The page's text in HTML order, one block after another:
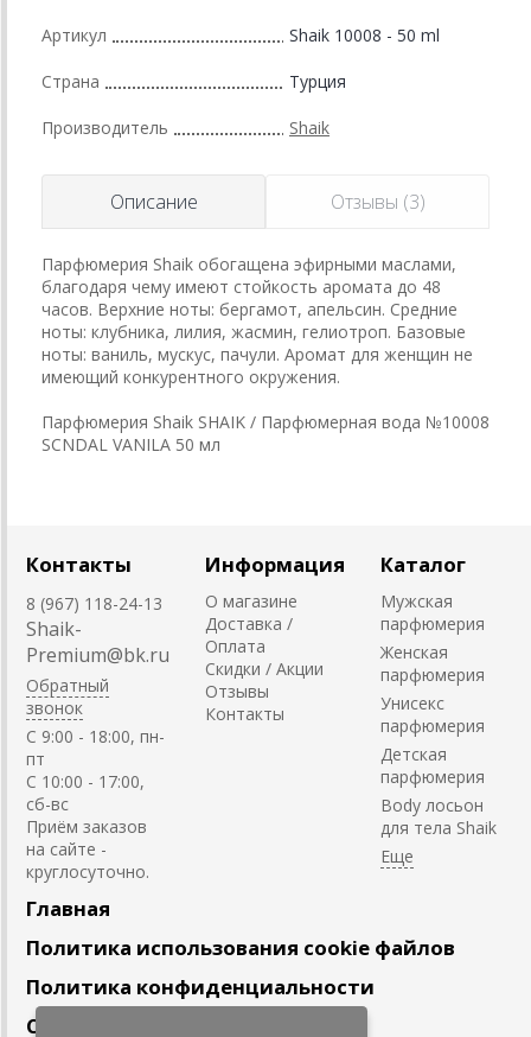
Артикул Shaik 10008 - 50 ml
Страна Турция
Производитель Shaik
Описание Отзывы (3)
Парфюмерия Shaik обогащена эфирными маслами,
благодаря чему имеют стойкость аромата до 48
часов. Верхние ноты: бергамот, апельсин. Средние
ноты: клубника, лилия, жасмин, гелиотроп. Базовые
ноты: ваниль, мускус, пачули. Аромат для женщин не
имеющий конкурентного окружения.
Парфюмерия Shaik SHAIK / Парфюмерная вода №10008
SCNDAL VANILA 50 мл
Контакты
8 (967) 118-24-13
Shaik-
Premium@bk.ru
Обратный
звонок
C 9:00 - 18:00, пн-
пт
С 10:00 - 17:00,
сб-вс
Приём заказов
на сайте -
круглосуточно.
Информация
О магазине
Доставка /
Оплата
Скидки / Акции
Отзывы
Контакты
Каталог
Мужская
парфюмерия
Женская
парфюмерия
Унисекс
парфюмерия
Детская
парфюмерия
Body лосьон
для тела Shaik
Главная
Политика использования cookie файлов
Политика конфиденциальности
Сотрудничество